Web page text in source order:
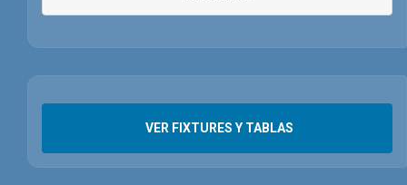
VER FIXTURES Y TABLAS